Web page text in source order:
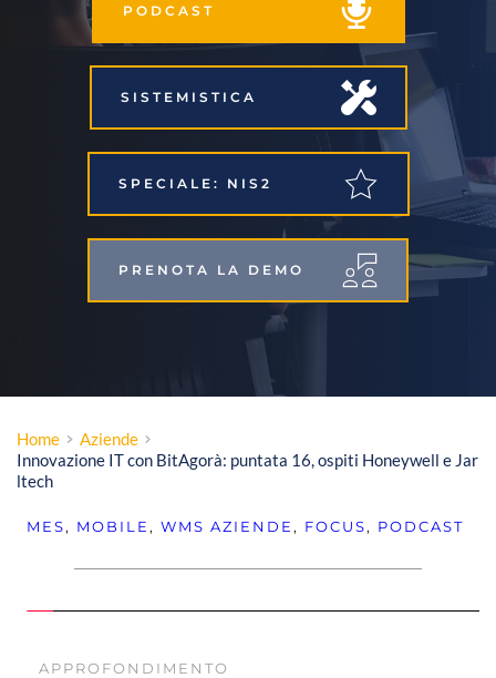
PODCAST
SISTEMISTICA
SPECIALE: NIS2
PRENOTA LA DEMO
Home
Aziende
Innovazione IT con BitAgorà: puntata 16, ospiti Honeywell e Jar
ltech
MES, MOBILE , WMS AZIENDE , FOCUS, PODCAST
APPROFONDIMENTO